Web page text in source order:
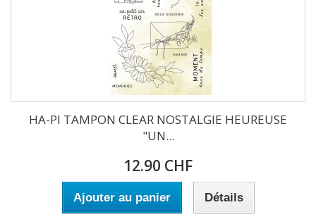
HA-PI TAMPON CLEAR NOSTALGIE HEUREUSE
"UN...
12.90 CHF
Ajouter au panier Détails